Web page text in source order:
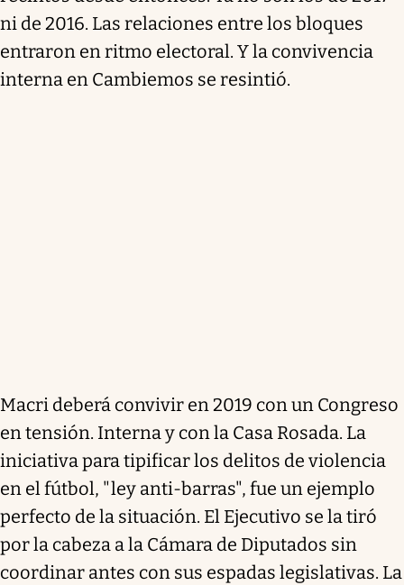
ni de 2016. Las relaciones entre los bloques
entraron en ritmo electoral. Y la convivencia
interna en Cambiemos se resintió.
Macri deberá convivir en 2019 con un Congreso
en tensión. Interna y con la Casa Rosada. La
iniciativa para tipificar los delitos de violencia
en el fútbol, "ley anti-barras", fue un ejemplo
perfecto de la situación. El Ejecutivo se la tiró
por la cabeza a la Cámara de Diputados sin
coordinar antes con sus espadas legislativas. La